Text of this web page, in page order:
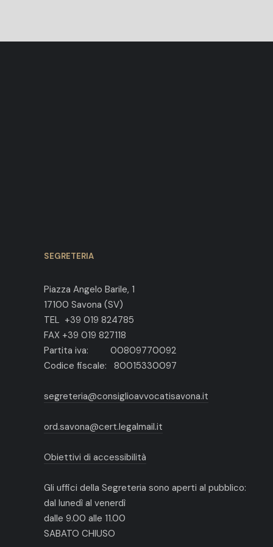
SEGRETERIA
Piazza Angelo Barile, 1
17100 Savona (SV)
TEL +39 019 824785
FAX +39 019 827118
Partita iva: 00809770092
Codice fiscale: 80015330097
segreteria@consiglioavvocatisavona.it
ord.savona@cert.legalmail.it
Obiettivi di accessibilità
Gli uffici della Segreteria sono aperti al pubblico:
dal lunedì al venerdì
dalle 9.00 alle 11.00
SABATO CHIUSO